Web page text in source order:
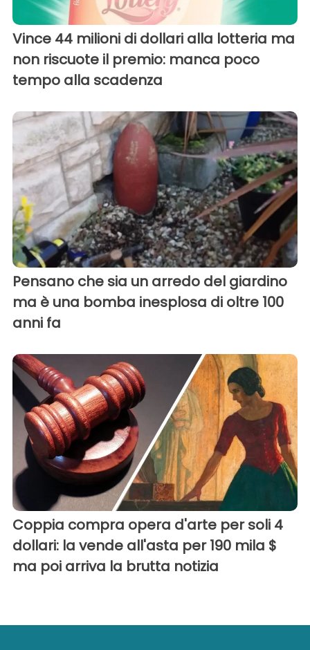
Vince 44 milioni di dollari alla lotteria ma
non riscuote il premio: manca poco
tempo alla scadenza
Pensano che sia un arredo del giardino
ma è una bomba inesplosa di oltre 100
anni fa
Coppia compra opera d'arte per soli 4
dollari: la vende all'asta per 190 mila $
ma poi arriva la brutta notizia